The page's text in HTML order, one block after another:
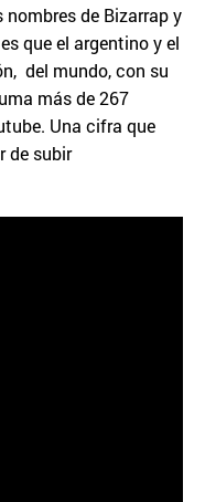
de Bizarrap y
que el argentino y el
del mundo, con su
más de 267
Una cifra que
de subir